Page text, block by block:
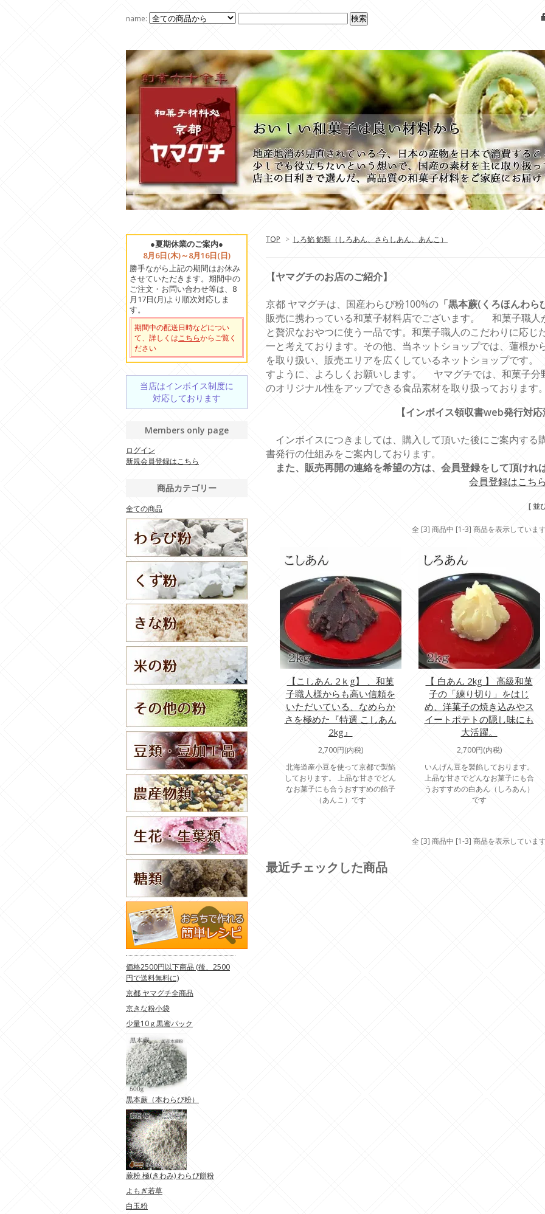
name:
TOP > しろ餡 餡類（しろあん、さらしあん、あんこ）
【ヤマグチのお店のご紹介】
京都 ヤマグチは、国産わらび粉100%の 「黒本蕨(くろほんわら
販売に携わっている和菓子材料店でございます。 和菓子職人
と贅沢なおやつに使う一品です。和菓子職人のこだわりに応じ
一と考えております。その他、当ネットショップでは、蓮根か
を取り扱い、販売エリアを広くしているネットショップです
すように、よろしくお願いします。 ヤマグチでは、和菓子分
のオリジナル性をアップできる食品素材を取り扱っております
【インボイス領収書web発行対
インボイスにつきましては、購入して頂いた後にご案内する
書発行の仕組みをご案内しております。
また、販売再開の連絡を希望の方は、会員登録をして頂けれ
会員登録はこち
[ 並
全 [3] 商品中 [1-3] 商品を表示していま
【こしあん 2ｋg】 、和菓
子職人様からも高い信頼を
いただいている、なめらか
さを極めた『特選 こしあん
2kg』
2,700円(内税)
北海道産小豆を使って京都で製餡
しております。 上品な甘さでどん
なお菓子にも合うおすすめの餡子
（あんこ）です
【 白あん 2kg 】 高級和菓
子の「練り切り」をはじ
め、洋菓子の焼き込みやス
イートポテトの隠し味にも
大活躍。
2,700円(内税)
いんげん豆を製餡しております。
上品な甘さでどんなお菓子にも合
うおすすめの白あん（しろあん）
です
全 [3] 商品中 [1-3] 商品を表示していま
最近チェックした商品
●夏期休業のご案内●
8月6日(木)～8月16日(日)
勝手ながら上記の期間はお休み
させていただきます。期間中の
ご注文・お問い合わせ等は、8
月17日(月)より順次対応しま
す。
期間中の配送日時などについ
て、詳しくはこちらからご覧く
ださい
当店はインボイス制度に
対応しております
Members only page
ログイン
新規会員登録はこちら
商品カテゴリー
全ての商品
価格2500円以下商品 (後、2500
円で送料無料に)
京都 ヤマグチ全商品
京きな粉小袋
少量10ｇ黒蜜パック
黒本蕨（本わらび粉）
蕨粉 極(きわみ) わらび餅粉
よもぎ若草
白玉粉